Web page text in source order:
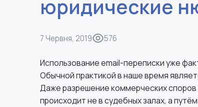
юридические
7 Червня, 2019 576
Использование email-переписки уже
Обычной практикой в наше время
Даже разрешение коммерческих
происходит не в судебных залах, а